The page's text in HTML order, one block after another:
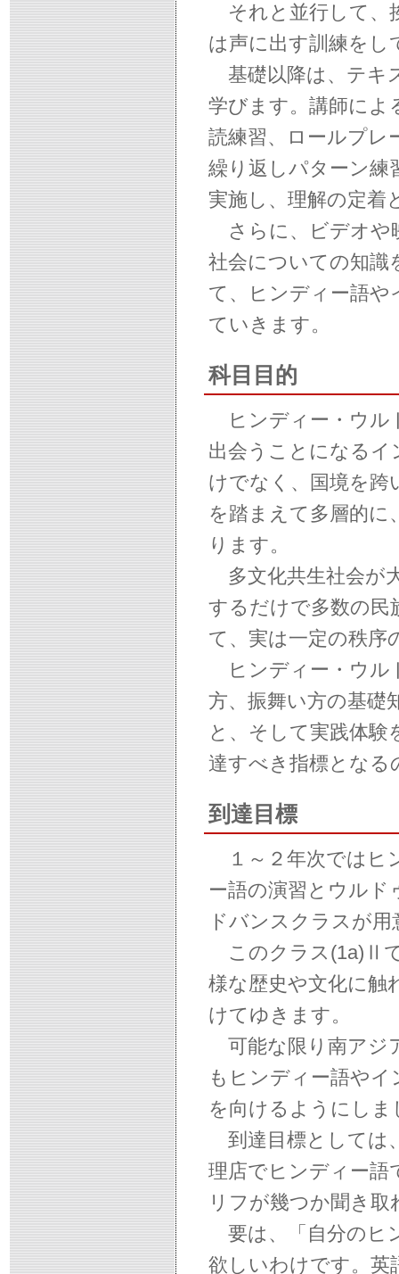
それと並行して、
は声に出す訓練をし
基礎以降は、テキ
学びます。講師によ
読練習、ロールプレ
繰り返しパターン練
実施し、理解の定着
さらに、ビデオや
社会についての知識
て、ヒンディー語
ていきます。
科目目的
ヒンディー・ウル
出会うことになるイ
けでなく、国境を跨
を踏まえて多層的
ります。
多文化共生社会が
するだけで多数の民
て、実は一定の秩序
ヒンディー・ウル
方、振舞い方の基礎
と、そして実践体
達すべき指標となる
到達目標
１～２年次ではヒ
ー語の演習とウルド
ドバンスクラスが
このクラス(1a)Ⅱ
様な歴史や文化に触
けてゆきます。
可能な限り南アジ
もヒンディー語や
を向けるようにしま
到達目標としては
理店でヒンディー語
リフが幾つか聞き
要は、「自分のヒ
欲しいわけです。英